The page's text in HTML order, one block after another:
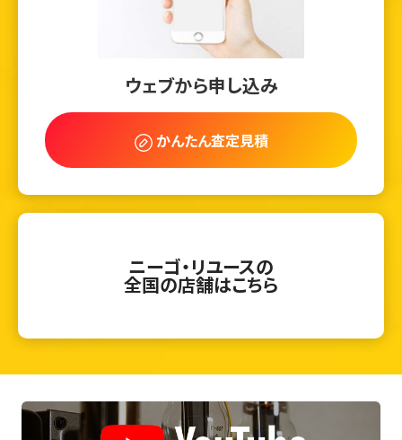
ウェブから申し込み
かんたん査定見積
ニーゴ・リユースの
全国の店舗はこちら